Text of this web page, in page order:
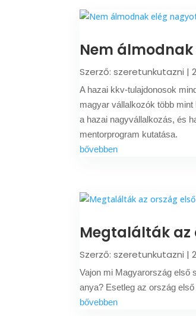
Nem
Szerző:szeretunkutazni |
A hazai kkv-tulajdonosok
magyar vállalkozók több
a hazai nagyvállalkozás, és
mentorprogram kutatása.
bővebben
Megtalálták az
Szerző:szeretunkutazni |
Vajon mi Magyarország első
anya? Esetleg az ország
bővebben